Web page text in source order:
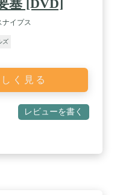
塞 [DVD]
ナイプス
ズ
く見る
レビューを書く